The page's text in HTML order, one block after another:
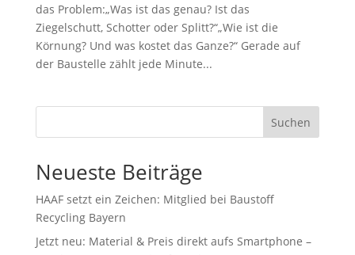
das Problem:„Was ist das genau? Ist das
Ziegelschutt, Schotter oder Splitt?“„Wie ist die
Körnung? Und was kostet das Ganze?“ Gerade auf
der Baustelle zählt jede Minute...
Suchen
Neueste Beiträge
HAAF setzt ein Zeichen: Mitglied bei Baustoff
Recycling Bayern
Jetzt neu: Material & Preis direkt aufs Smartphone –